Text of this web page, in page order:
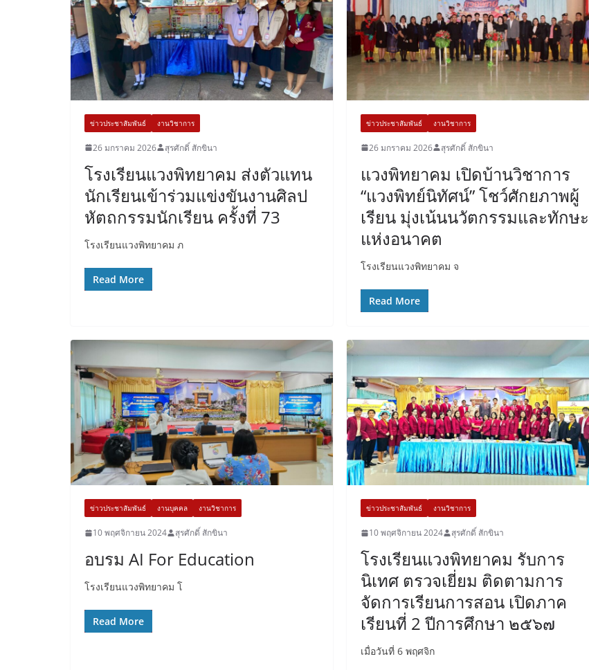
ข่าวประชาสัมพันธ์ งานวิชาการ
26 มกราคม 2026 สุรศักดิ์ สักขินา
โรงเรียนแวงพิทยาคม ส่งตัวแทน
นักเรียนเข้าร่วมแข่งขันงานศิลป
หัตถกรรมนักเรียน ครั้งที่ 73
โรงเรียนแวงพิทยาคม ภ
Read More
ข่าวประชาสัมพันธ์ งานวิชาการ
26 มกราคม 2026 สุรศักดิ์ สักขินา
แวงพิทยาคม เปิดบ้านวิชาการ
“แวงพิทย์นิทัศน์” โชว์ศักยภาพผู้
เรียน มุ่งเน้นนวัตกรรมและทักษะ
แห่งอนาคต
โรงเรียนแวงพิทยาคม จ
Read More
ข่าวประชาสัมพันธ์ งานบุคคล งานวิชาการ
10 พฤศจิกายน 2024 สุรศักดิ์ สักขินา
อบรม AI For Education
โรงเรียนแวงพิทยาคม โ
Read More
ข่าวประชาสัมพันธ์ งานวิชาการ
10 พฤศจิกายน 2024 สุรศักดิ์ สักขินา
โรงเรียนแวงพิทยาคม รับการ
นิเทศ ตรวจเยี่ยม ติดตามการ
จัดการเรียนการสอน เปิดภาค
เรียนที่ 2 ปีการศึกษา ๒๕๖๗
เมื่อวันที่ 6 พฤศจิก